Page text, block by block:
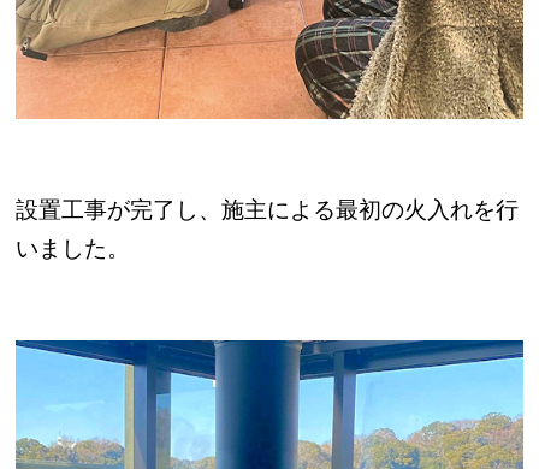
設置工事が完了し、施主による最初の火入れを行
いました。